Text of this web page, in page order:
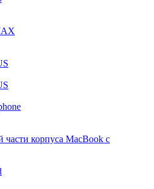
части корпуса MacBook с